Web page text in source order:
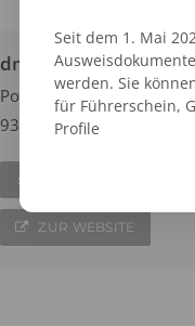
dm Passbildservice
Pommernstraße 17
93073 Neutraubling
ZUR WEBSITE
Seit dem 1. Mai
werden. Sie
für Führerschein,
Profile